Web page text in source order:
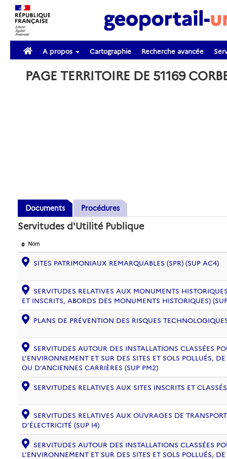
A propos Cartographie Recherche avancée
PAGE TERRITOIRE DE 51169
Documents Procédures
Servitudes d'Utilité Publique
Nom
SITES PATRIMONIAUX REMARQUABLES (SPR) (SUP AC4)
SERVITUDES RELATIVES AUX MONUMENTS
ET INSCRITS, ABORDS DES MONUMENTS HISTORIQUES)
PLANS DE PRÉVENTION DES RISQUES
SERVITUDES AUTOUR DES INSTALLATIONS CLASSÉES
L’ENVIRONNEMENT ET SUR DES SITES ET SOLS POLLUÉS,
OU D’ANCIENNES CARRIÈRES (SUP PM2)
SERVITUDES RELATIVES AUX SITES INSCRITS ET
SERVITUDES RELATIVES AUX OUVRAGES DE
D’ÉLECTRICITÉ (SUP I4)
SERVITUDES AUTOUR DES INSTALLATIONS CLASSÉES
L’ENVIRONNEMENT ET SUR DES SITES ET SOLS POLLUÉS,